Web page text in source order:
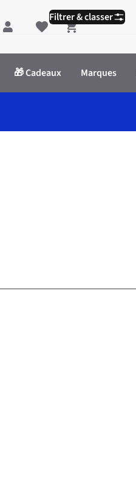
Shopping cart
🎁 Cadeaux Marques
Filtrer & classer